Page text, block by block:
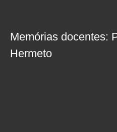
Memórias docentes:
Hermeto